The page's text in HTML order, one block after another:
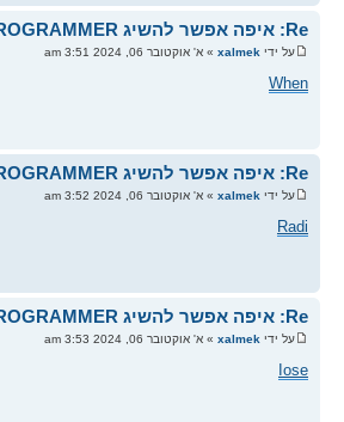
Re: איפה אפשר להשיג CHIP PROGRAMMER?
על ידי xalmek » א' אוקטובר 06, 2024 3:51 am
When
Re: איפה אפשר להשיג CHIP PROGRAMMER?
על ידי xalmek » א' אוקטובר 06, 2024 3:52 am
Radi
Re: איפה אפשר להשיג CHIP PROGRAMMER?
על ידי xalmek » א' אוקטובר 06, 2024 3:53 am
Iose